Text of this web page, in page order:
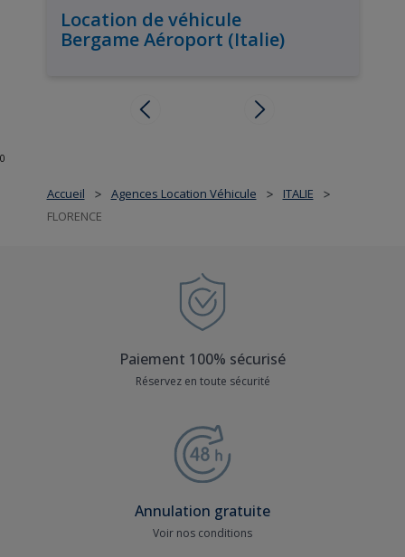
Accueil > Agences Location Véhicule > ITALIE >
FLORENCE
Location de véhicule
Bergame Aéroport (Italie)
0
Paiement 100% sécurisé
Réservez en toute sécurité
Annulation gratuite
Voir nos conditions